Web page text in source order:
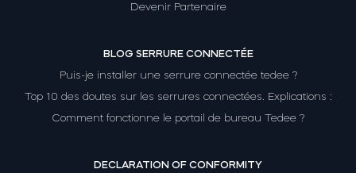
Devenir Partenaire
BLOG SERRURE CONNECTÉE
Puis-je installer une serrure connectée tedee ?
Top 10 des doutes sur les serrures connectées. Explications :
Comment fonctionne le portail de bureau Tedee ?
DECLARATION OF CONFORMITY